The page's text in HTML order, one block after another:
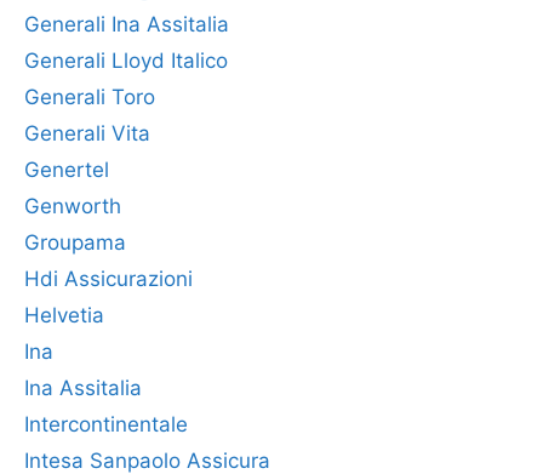
Generali Ina Assitalia
Generali Lloyd Italico
Generali Toro
Generali Vita
Genertel
Genworth
Groupama
Hdi Assicurazioni
Helvetia
Ina
Ina Assitalia
Intercontinentale
Intesa Sanpaolo Assicura